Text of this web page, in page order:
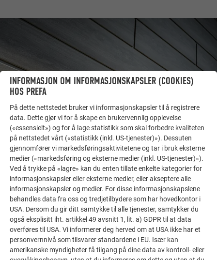
FÅ INSPIRASJON!
FLERE OBJEKTER
PREFA referansegalleri viser hvor allsidig aluminium
kan brukes. Oppdag flere imponerende prosjekter med
de holdbare PREFA aluminiumsløsningene for tak,
solcelleanlegg og fasader.
VIS FLERE REFERANSER
INFORMASJON OM INFORMASJONSKAPSLER (COOKIES)
HOS PREFA
På dette nettstedet bruker vi informasjonskapsler til å registrere
data. Dette gjør vi for å skape en brukervennlig opplevelse
(«essensielt») og for å lage statistikk som skal forbedre kvaliteten
på nettstedet vårt («statistikk (inkl. US-tjenester)»). Dessuten
gjennomfører vi markedsføringsaktivitetene og tar i bruk eksterne
medier («markedsføring og eksterne medier (inkl. US-tjenester)»).
Ved å trykke på «lagre» kan du enten tillate enkelte kategorier for
informasjonskapsler eller eksterne medier, eller akseptere alle
informasjonskapsler og medier. For disse informasjonskapslene
behandles data fra oss og tredjetilbydere som har hovedkontor i
USA. Dersom du gir ditt samtykke til alle tjenester, samtykker du
også eksplisitt iht. artikkel 49 avsnitt 1, lit. a) GDPR til at data
overføres til USA. Vi informerer deg herved om at USA ikke har et
personvernnivå som tilsvarer standardene i EU. Især kan
amerikanske myndigheter få tilgang på dine data av kontroll- eller